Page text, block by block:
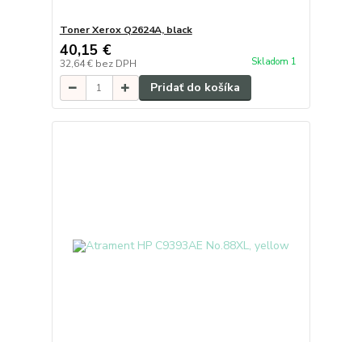
Toner Xerox Q2624A, black
40,15 €
32,64 € bez DPH Skladom 1
Pridať do košíka